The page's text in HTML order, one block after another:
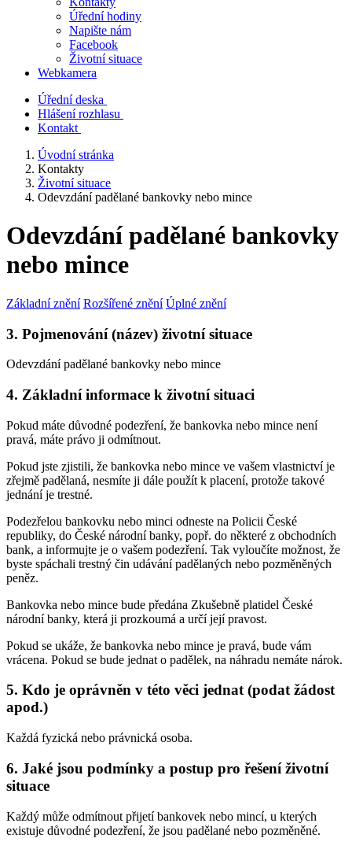
Úřední hodiny
Napište nám
Facebook
Životní situace
Webkamera
Úřední deska
Hlášení rozhlasu
Kontakt
Úvodní stránka
Kontakty
Životní situace
Odevzdání padělané bankovky nebo mince
Odevzdání padělané bankovky
nebo mince
Základní znění Rozšířené znění Úplné znění
3. Pojmenování (název) životní situace
Odevzdání padělané bankovky nebo mince
4. Základní informace k životní situaci
Pokud máte důvodné podezření, že bankovka nebo mince není
pravá, máte právo ji odmítnout.
Pokud jste zjistili, že bankovka nebo mince ve vašem vlastnictví je
zřejmě padělaná, nesmíte ji dále použít k placení, protože takové
jednání je trestné.
Podezřelou bankovku nebo minci odneste na Policii České
republiky, do České národní banky, popř. do některé z obchodních
bank, a informujte je o vašem podezření. Tak vyloučíte možnost, že
byste spáchali trestný čin udávání padělaných nebo pozměněných
peněz.
Bankovka nebo mince bude předána Zkušebně platidel České
národní banky, která ji prozkoumá a určí její pravost.
Pokud se ukáže, že bankovka nebo mince je pravá, bude vám
vrácena. Pokud se bude jednat o padělek, na náhradu nemáte nárok.
5. Kdo je oprávněn v této věci jednat (podat žádost
apod.)
Každá fyzická nebo právnická osoba.
6. Jaké jsou podmínky a postup pro řešení životní
situace
Každý může odmítnout přijetí bankovek nebo mincí, u kterých
existuje důvodné podezření, že jsou padělané nebo pozměněné.